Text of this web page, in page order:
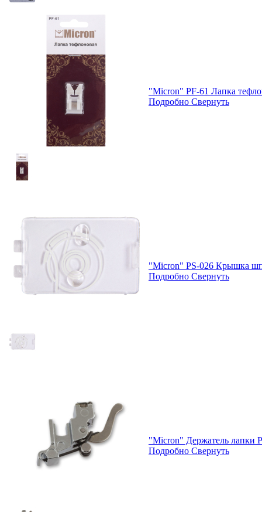
"Micron" PF-61 Лапка
Подробно Свернуть
"Micron" PS-026 Крышка
Подробно Свернуть
"Micron" Держатель лапки
Подробно Свернуть